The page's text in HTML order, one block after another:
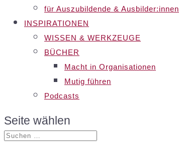
für Auszubildende & Ausbilder:innen
INSPIRATIONEN
WISSEN & WERKZEUGE
BÜCHER
Macht in Organisationen
Mutig führen
Podcasts
Seite wählen